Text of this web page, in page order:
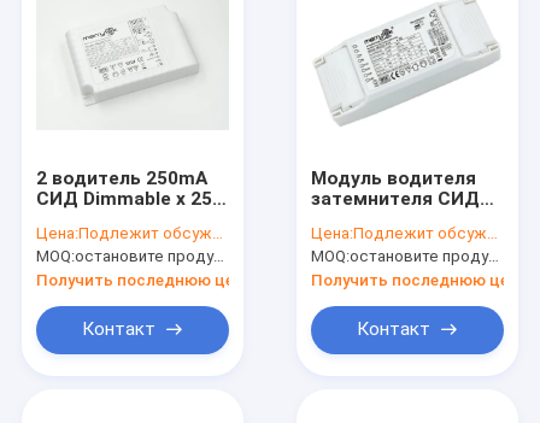
2 водитель 250mA
СИД Dimmable x 25W
СИД вниз
освещают
Цена:Подлежит обсуждению
MOQ:остановите продукцию, не доступную.
Получить последнюю цену
Контакт
Модуль водителя
затемнителя СИД
свап 1-10В СИД
поддержек с
предохранением от
короткого
замыкания
Цена:Подлежит обсуждению
MOQ:остановите продукцию, не доступную.
Получить последнюю цену
Контакт